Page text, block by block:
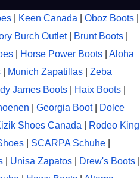
Keen Canada Oboz Boots
Burch Outlet Brunt Boots
Horse Power Boots
Aloha
Munich Zapatillas
Zeba
James Boots Haix Boots
Georgia Boot|
Dolce
Shoes Canada
Rodeo King
SCARPA Schuhe
Unisa Zapatos Drew's Boots